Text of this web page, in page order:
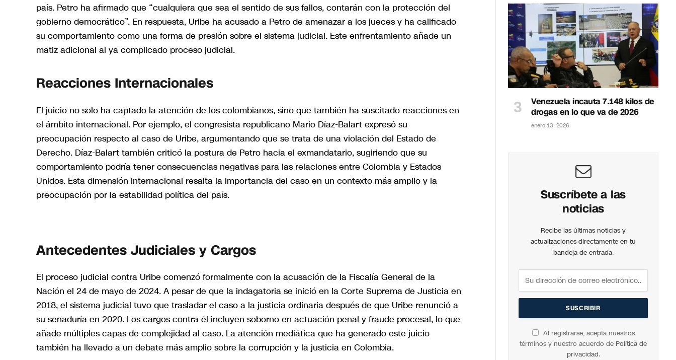
país. Petro ha afirmado que “cualquiera que sea el sentido de sus fallos, contarán con la protección del
gobierno democrático”. En respuesta, Uribe ha acusado a Petro de amenazar a los jueces y ha calificado
su comportamiento como una forma de presión sobre el sistema judicial. Este enfrentamiento añade un
matiz adicional al ya complicado proceso judicial.
Reacciones Internacionales
El juicio no solo ha captado la atención de los colombianos, sino que también ha suscitado reacciones en
el ámbito internacional. Por ejemplo, el congresista republicano Mario Díaz-Balart expresó su
preocupación respecto al caso de Uribe, argumentando que se trata de una violación del Estado de
Derecho. Díaz-Balart también criticó la postura de Petro hacia el exmandatario, sugiriendo que su
comportamiento podría tener consecuencias negativas para las relaciones entre Colombia y Estados
Unidos. Esta dimensión internacional resalta la importancia del caso en un contexto más amplio y la
preocupación por la estabilidad política del país.
Antecedentes Judiciales y Cargos
El proceso judicial contra Uribe comenzó formalmente con la acusación de la Fiscalía General de la
Nación el 24 de mayo de 2024. A pesar de que la indagatoria se inició en la Corte Suprema de Justicia en
2018, el sistema judicial tuvo que trasladar el caso a la justicia ordinaria después de que Uribe renunció a
su senaduría en 2020. Los cargos contra él incluyen soborno en actuación penal y fraude procesal, lo que
añade múltiples capas de complejidad al caso. La atención mediática que ha generado este juicio
también ha llevado a un debate más amplio sobre la corrupción y la justicia en Colombia.
Venezuela incauta 7.148 kilos de
drogas en lo que va de 2026
enero 13, 2026
Suscríbete a las
noticias
Recibe las últimas noticias y
actualizaciones directamente en tu
bandeja de entrada.
Al registrarse, acepta nuestros
términos y nuestro acuerdo de Política de
privacidad.